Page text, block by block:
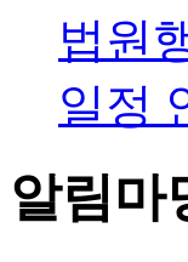
법원
일정
알림마